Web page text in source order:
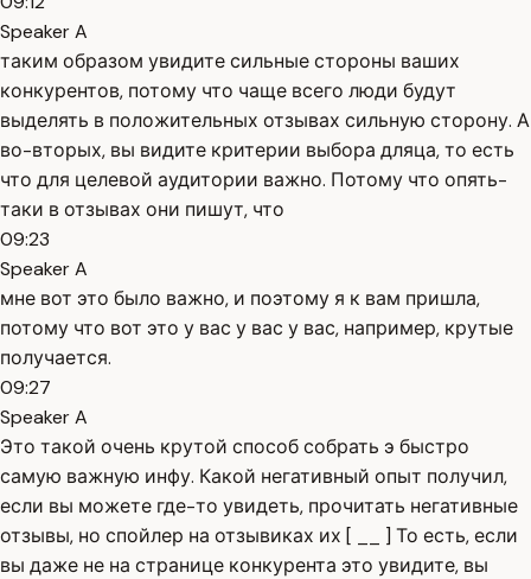
Speaker A
таким образом увидите сильные стороны ваших
конкурентов, потому что чаще всего люди будут
выделять в положительных отзывах сильную сторону. А
во-вторых, вы видите критерии выбора дляца, то есть
что для целевой аудитории важно. Потому что опять-
таки в отзывах они пишут, что
09:23
Speaker A
мне вот это было важно, и поэтому я к вам пришла,
потому что вот это у вас у вас у вас, например, крутые
получается.
09:27
Speaker A
Это такой очень крутой способ собрать э быстро
самую важную инфу. Какой негативный опыт получил,
если вы можете где-то увидеть, прочитать негативные
отзывы, но спойлер на отзывиках их [ __ ] То есть, если
вы даже не на странице конкурента это увидите, вы